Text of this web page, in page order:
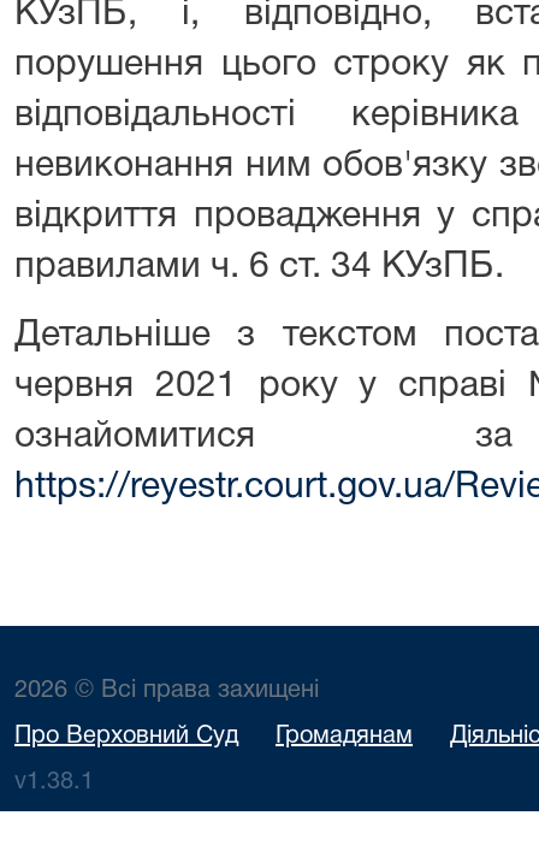
КУзПБ, і, відповідно,
порушення цього строку як
відповідальності
невиконання ним обов'язку
відкриття провадження у
правилами ч. 6 ст. 34 КУзПБ.
Детальніше з текстом
червня 2021 року у
ознайомитися
https://reyestr.court.gov.ua/
2026 © Всі права захищені
Про Верховний Суд Громадянам
v1.38.1